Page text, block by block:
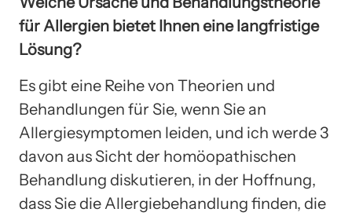
für Allergien bietet Ihnen eine langfristige
Lösung?
Es gibt eine Reihe von Theorien und
Behandlungen für Sie, wenn Sie an
Allergiesymptomen leiden, und ich werde 3
davon aus Sicht der homöopathischen
Behandlung diskutieren, in der Hoffnung,
dass Sie die Allergiebehandlung finden, die